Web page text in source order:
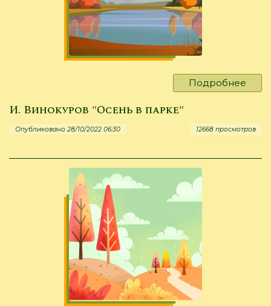
Подробнее
***
И. Винокуров "Осень в парке"
Опубликовано 28/10/2022 06:30 12668 просмотров